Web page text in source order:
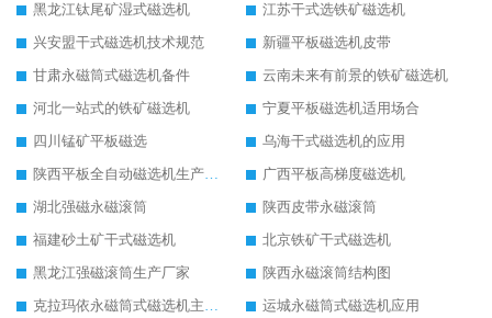
黑龙江钛尾矿湿式磁选机
江苏干式选铁矿磁选机
兴安盟干式磁选机技术规范
新疆平板磁选机皮带
甘肃永磁筒式磁选机备件
云南未来有前景的铁矿磁选机
河北一站式的铁矿磁选机
宁夏平板磁选机适用场合
四川锰矿平板磁选
乌海干式磁选机的应用
陕西平板全自动磁选机生产厂家
广西平板高梯度磁选机
湖北强磁永磁滚筒
陕西皮带永磁滚筒
福建砂土矿干式磁选机
北京铁矿干式磁选机
黑龙江强磁滚筒生产厂家
陕西永磁滚筒结构图
克拉玛依永磁筒式磁选机主要技术参数
运城永磁筒式磁选机应用